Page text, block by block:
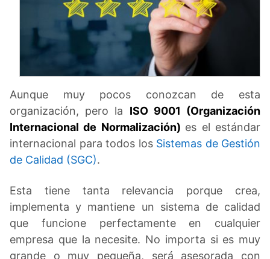
Aunque muy pocos conozcan de esta
organización, pero la ISO 9001 (Organización
Internacional de Normalización) es el estándar
internacional para todos los Sistemas de Gestión
de Calidad (SGC).
Esta tiene tanta relevancia porque crea,
implementa y mantiene un sistema de calidad
que funcione perfectamente en cualquier
empresa que la necesite. No importa si es muy
grande o muy pequeña, será asesorada con